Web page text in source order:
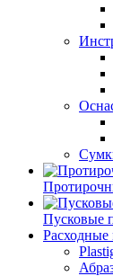
Пусковые
Расходные